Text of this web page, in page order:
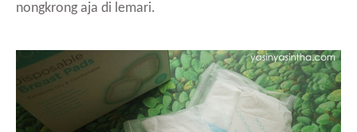
nongkrong aja di lemari.